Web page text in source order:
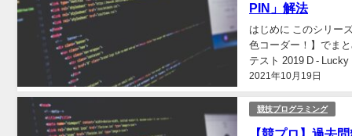
PIN」解法
2021年10月19日
はじめに このシリー
色コーダー！】でま
テスト 2019 D -
競技プログラミング
【競プロ】過去